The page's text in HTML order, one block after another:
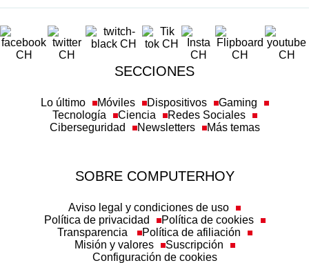
SECCIONES
Tecnología
Ciencia
Redes Sociales
Ciberseguridad
Newsletters Más temas
Política de privacidad
Política de cookies
Transparencia
Política de afiliación
Misión y valores
Suscripción
Configuración de cookies